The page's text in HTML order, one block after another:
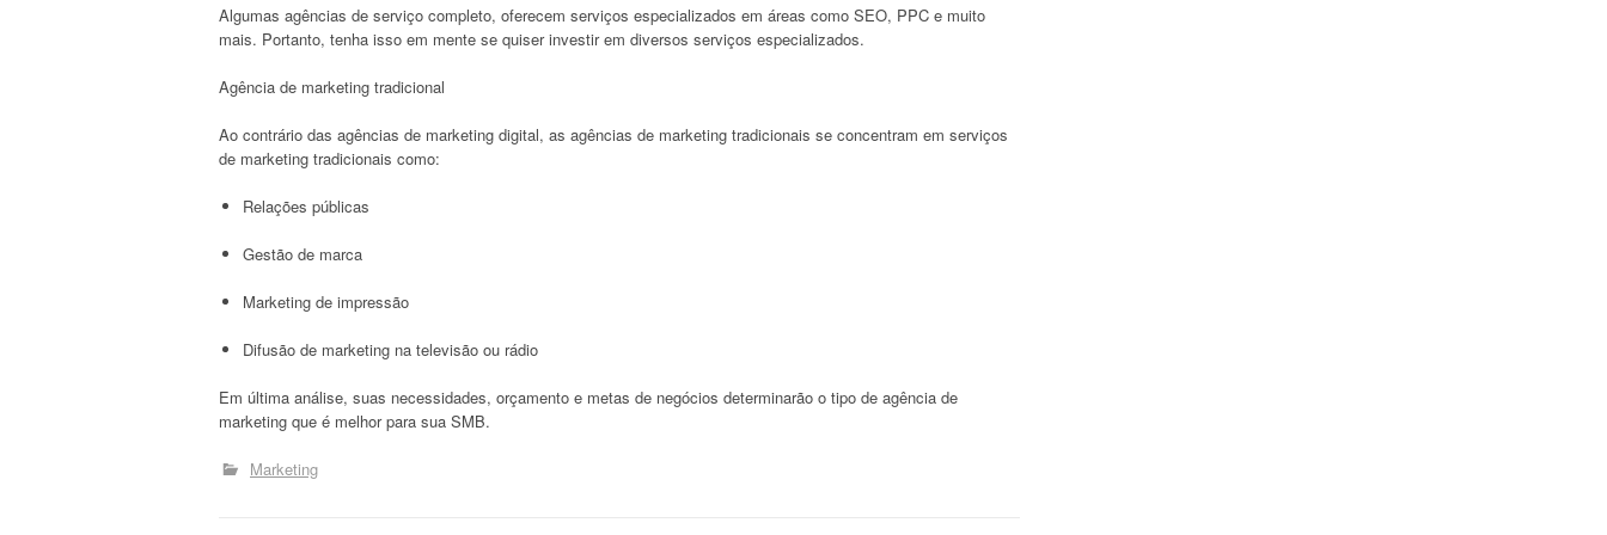
Algumas agências de serviço completo, oferecem serviços especializados em áreas como SEO, PPC e muito
mais. Portanto, tenha isso em mente se quiser investir em diversos serviços especializados.
Agência de marketing tradicional
Ao contrário das agências de marketing digital, as agências de marketing tradicionais se concentram em serviços
de marketing tradicionais como:
Relações públicas
Gestão de marca
Marketing de impressão
Difusão de marketing na televisão ou rádio
Em última análise, suas necessidades, orçamento e metas de negócios determinarão o tipo de agência de
marketing que é melhor para sua SMB.
Marketing